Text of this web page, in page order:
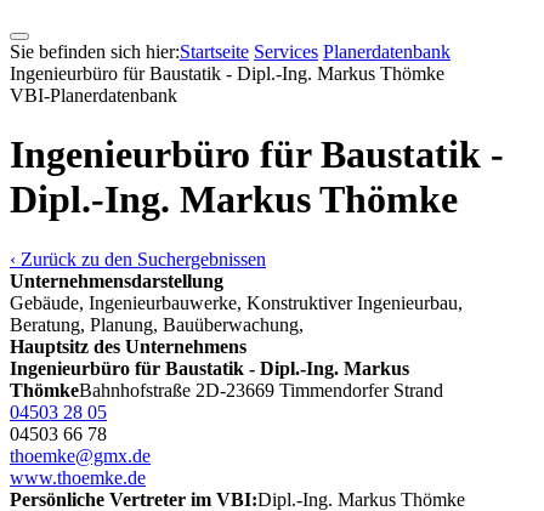
Sie befinden sich hier:Startseite Services Pla­ner­daten­bank
Ingenieurbüro für Baustatik - Dipl.-Ing. Markus Thömke
VBI-Pla­ner­daten­bank
Ingenieurbüro für Baustatik -
Dipl.-Ing. Markus Thömke
‹ Zurück zu den Suchergebnissen
Unternehmensdarstellung
Gebäude, Ingenieurbauwerke, Konstruktiver Ingenieurbau,
Beratung, Planung, Bauüberwachung,
Hauptsitz des Unternehmens
Ingenieurbüro für Baustatik - Dipl.-Ing. Markus
ThömkeBahnhofstraße 2D-23669 Timmendorfer Strand
04503 28 05
04503 66 78
thoemke@gmx.de
www.thoemke.de
Persönliche Vertreter im VBI:Dipl.-Ing. Markus Thömke